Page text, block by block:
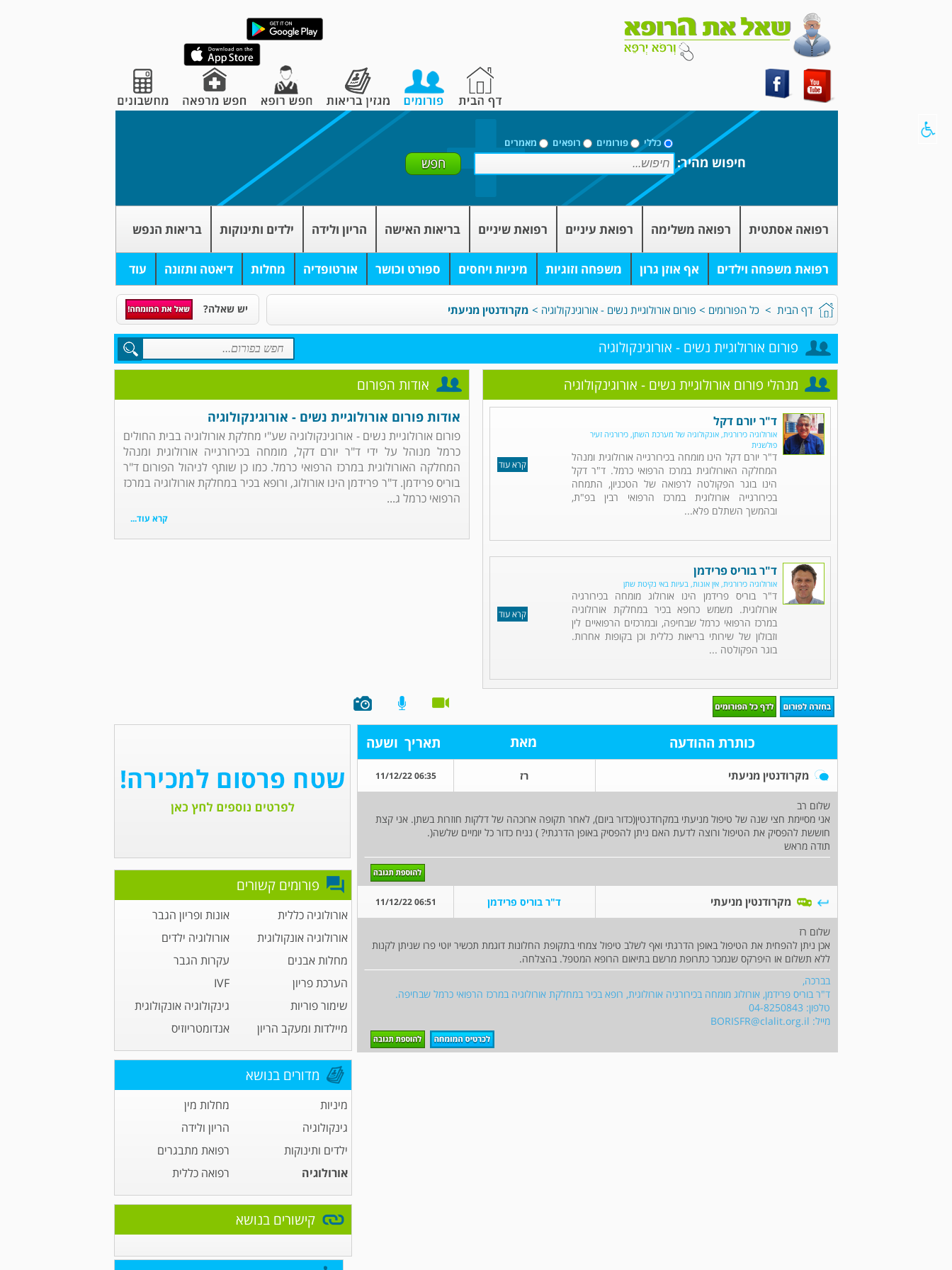
כללי פורומים רופאים מאמרים
חיפוש מהיר:
רפואה אסתטית רפואה משלימה רפואת עיניים רפואת שיניים בריאות האישה הריון ולידה ילדים ותינוקות בריאות הנפש
רפואת משפחה וילדים אף אוזן גרון משפחה וזוגיות מיניות ויחסים ספורט וכושר אורטופדיה מחלות דיאטה ותזונה עוד
דף הבית > כל הפורומים > פורום אורולוגיית נשים - אורוגינקולוגיה > מקרודנטין מניעתי יש שאלה?
פורום אורולוגיית נשים - אורוגינקולוגיה
אודות הפורום
אודות פורום אורולוגיית נשים - אורוגינקולוגיה
פורום אורולוגיית נשים - אורוגינקולוגיה שע"י מחלקת אורולוגיה בבית החולים
כרמל מנוהל על ידי ד"ר יורם דקל, מומחה בכירורגייה אורולוגית ומנהל
המחלקה האורולוגית במרכז הרפואי כרמל. כמו כן שותף לניהול הפורום ד"ר
בוריס פרידמן. ד"ר פרידמן הינו אורולוג, ורופא בכיר במחלקת אורולוגיה במרכז
הרפואי כרמל ג...
קרא עוד...
מנהלי פורום אורולוגיית נשים - אורוגינקולוגיה
קרא עוד
ד"ר יורם דקל
אורולוגיה כירורגית, אונקולוגיה של מערכת השתן, כירורגיה זעיר
פולשנית
ד"ר יורם דקל הינו מומחה בכירורגייה אורולוגית ומנהל
המחלקה האורולוגית במרכז הרפואי כרמל. ד"ר דקל
הינו בוגר הפקולטה לרפואה של הטכניון, התמחה
בכירורגייה אורולוגית במרכז הרפואי רבין בפ"ת,
ובהמשך השתלם פלא...
קרא עוד
ד"ר בוריס פרידמן
אורולוגיה כירורגית, אין אונות, בעיות באי נקיטת שתן
ד"ר בוריס פרידמן הינו אורולוג מומחה בכירורגיה
אורולוגית. משמש כרופא בכיר במחלקת אורולוגיה
במרכז הרפואי כרמל שבחיפה, ובמרכזים הרפואיים לין
וזבולון של שירותי בריאות כללית וכן בקופות אחרות.
בוגר הפקולטה ...
כותרת ההודעה מאת תאריך ושעה
מקרודנטין מניעתי רז 06:35 11/12/22
שלום רב
אני מסיימת חצי שנה של טיפול מניעתי במקרודנטין(כדור ביום), לאחר תקופה ארוכהה של דלקות חוזרות בשתן. אני קצת
חוששת להפסיק את הטיפול ורוצה לדעת האם ניתן להפסיק באופן הדרגתי? ) נניח כדור כל יומיים שלשה(.
תודה מראש
מקרודנטין מניעתי ד"ר בוריס פרידמן 06:51 11/12/22
שלום רז
אכן ניתן להפחית את הטיפול באופן הדרגתי ואף לשלב טיפול צמחי בתקופת החלונות דוגמת תכשיר יוטי פרו שניתן לקנות
ללא תשלום או היפרקס שנמכר כתרופת מרשם בתיאום הרופא המטפל. בהצלחה.
בברכה,
ד"ר בוריס פרידמן, אורולוג מומחה בכירורגיה אורולוגית, רופא בכיר במחלקת אורולוגיה במרכז הרפואי כרמל שבחיפה.
טלפון: 04-8250843
מייל: BORISFR@clalit.org.il
פורומים קשורים
אורולוגיה כללית
אונות ופריון הגבר
אורולוגיה אונקולוגית
אורולוגיה ילדים
מחלות אבנים
עקרות הגבר
הערכת פריון
IVF
שימור פוריות
גינקולוגיה אונקולוגית
מיילדות ומעקב הריון
אנדומטריוזיס
מדורים בנושא
מיניות
מחלות מין
גינקולוגיה
הריון ולידה
ילדים ותינוקות
רפואת מתבגרים
אורולוגיה
רפואה כללית
קישורים בנושא